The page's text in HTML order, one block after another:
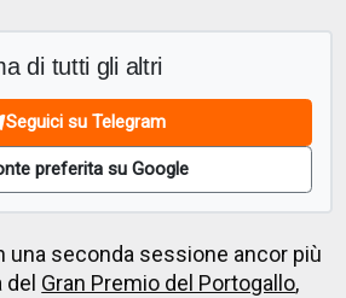
di tutti gli altri
Seguici su Telegram
preferita su Google
una seconda sessione ancor più
Gran Premio del Portogallo,